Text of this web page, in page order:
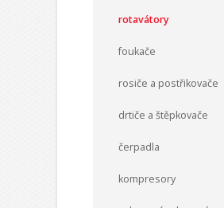
rotavátory
foukače
rosiče a postřikovače
drtiče a štěpkovače
čerpadla
kompresory